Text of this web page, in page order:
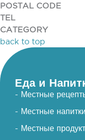
POSTAL CODE
TEL
CATEGORY
back to top
Еда и
- Местные
- Местные напитки
- Местные